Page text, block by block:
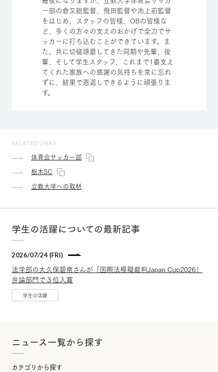
ー部の倉又総監督、飛田監督や池上前監督
をはじめ、スタッフの皆様、OBの皆様な
ど、多くの方々の支えのおかげで全力でサ
ッカーに打ち込むことができています。ま
た、共に切磋琢磨してきた同期や先輩、後
輩、そして学生スタッフ、これまで1番支え
てくれた家族への感謝の気持ちを常に忘れ
ずに、結果で恩返しできるように頑張りま
す。
RELATED LINKS
体育会サッカー部
栃木SC
立教大学への取材
学生の活躍についての最新記事
2026/07/24 (FRI)
法学部の大久保碧南さんが「国際法模擬裁判Japan Cup2026」
弁論部門で３位入賞
学生の活躍
ニュース一覧から探す
カテゴリから探す